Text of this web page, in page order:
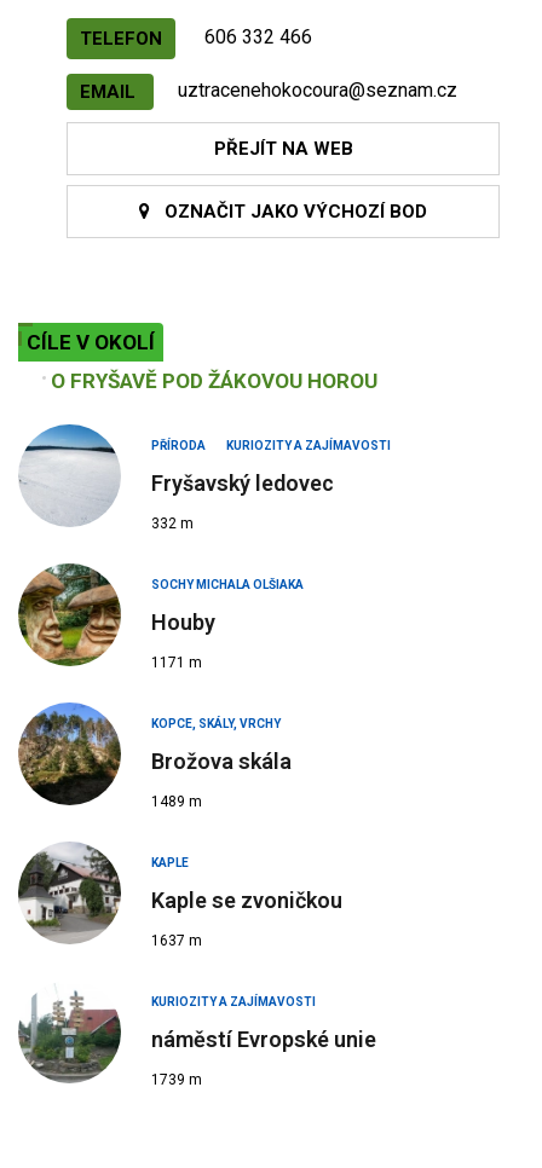
TELEFON 606 332 466
EMAIL uztracenehokocoura@seznam.cz
PŘEJÍT NA WEB
OZNAČIT JAKO VÝCHOZÍ BOD
CÍLE V OKOLÍ
O FRYŠAVĚ POD ŽÁKOVOU HOROU
PŘÍRODA KURIOZITY A ZAJÍMAVOSTI
Fryšavský ledovec
332 m
SOCHY MICHALA OLŠIAKA
Houby
1171 m
KOPCE, SKÁLY, VRCHY
Brožova skála
1489 m
KAPLE
Kaple se zvoničkou
1637 m
KURIOZITY A ZAJÍMAVOSTI
náměstí Evropské unie
1739 m